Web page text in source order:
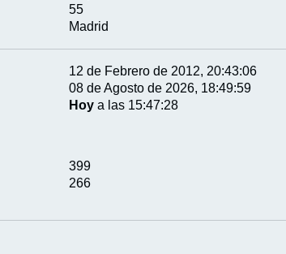
55
Madrid
12 de Febrero de 2012, 20:43:06
08 de Agosto de 2026, 18:49:59
Hoy a las 15:47:28
399
266